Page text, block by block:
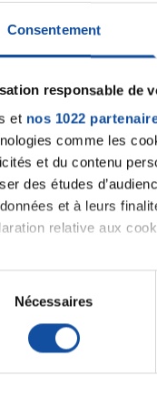
Consentement
responsable de
et nos 1022
comme les
et du contenu
des études
et à leurs
relative aux
le permettez, nous
Collecter des
digitales).
en savoir plus sur le
. Vous pouvez
Nécessaires
disponible pour le
Je